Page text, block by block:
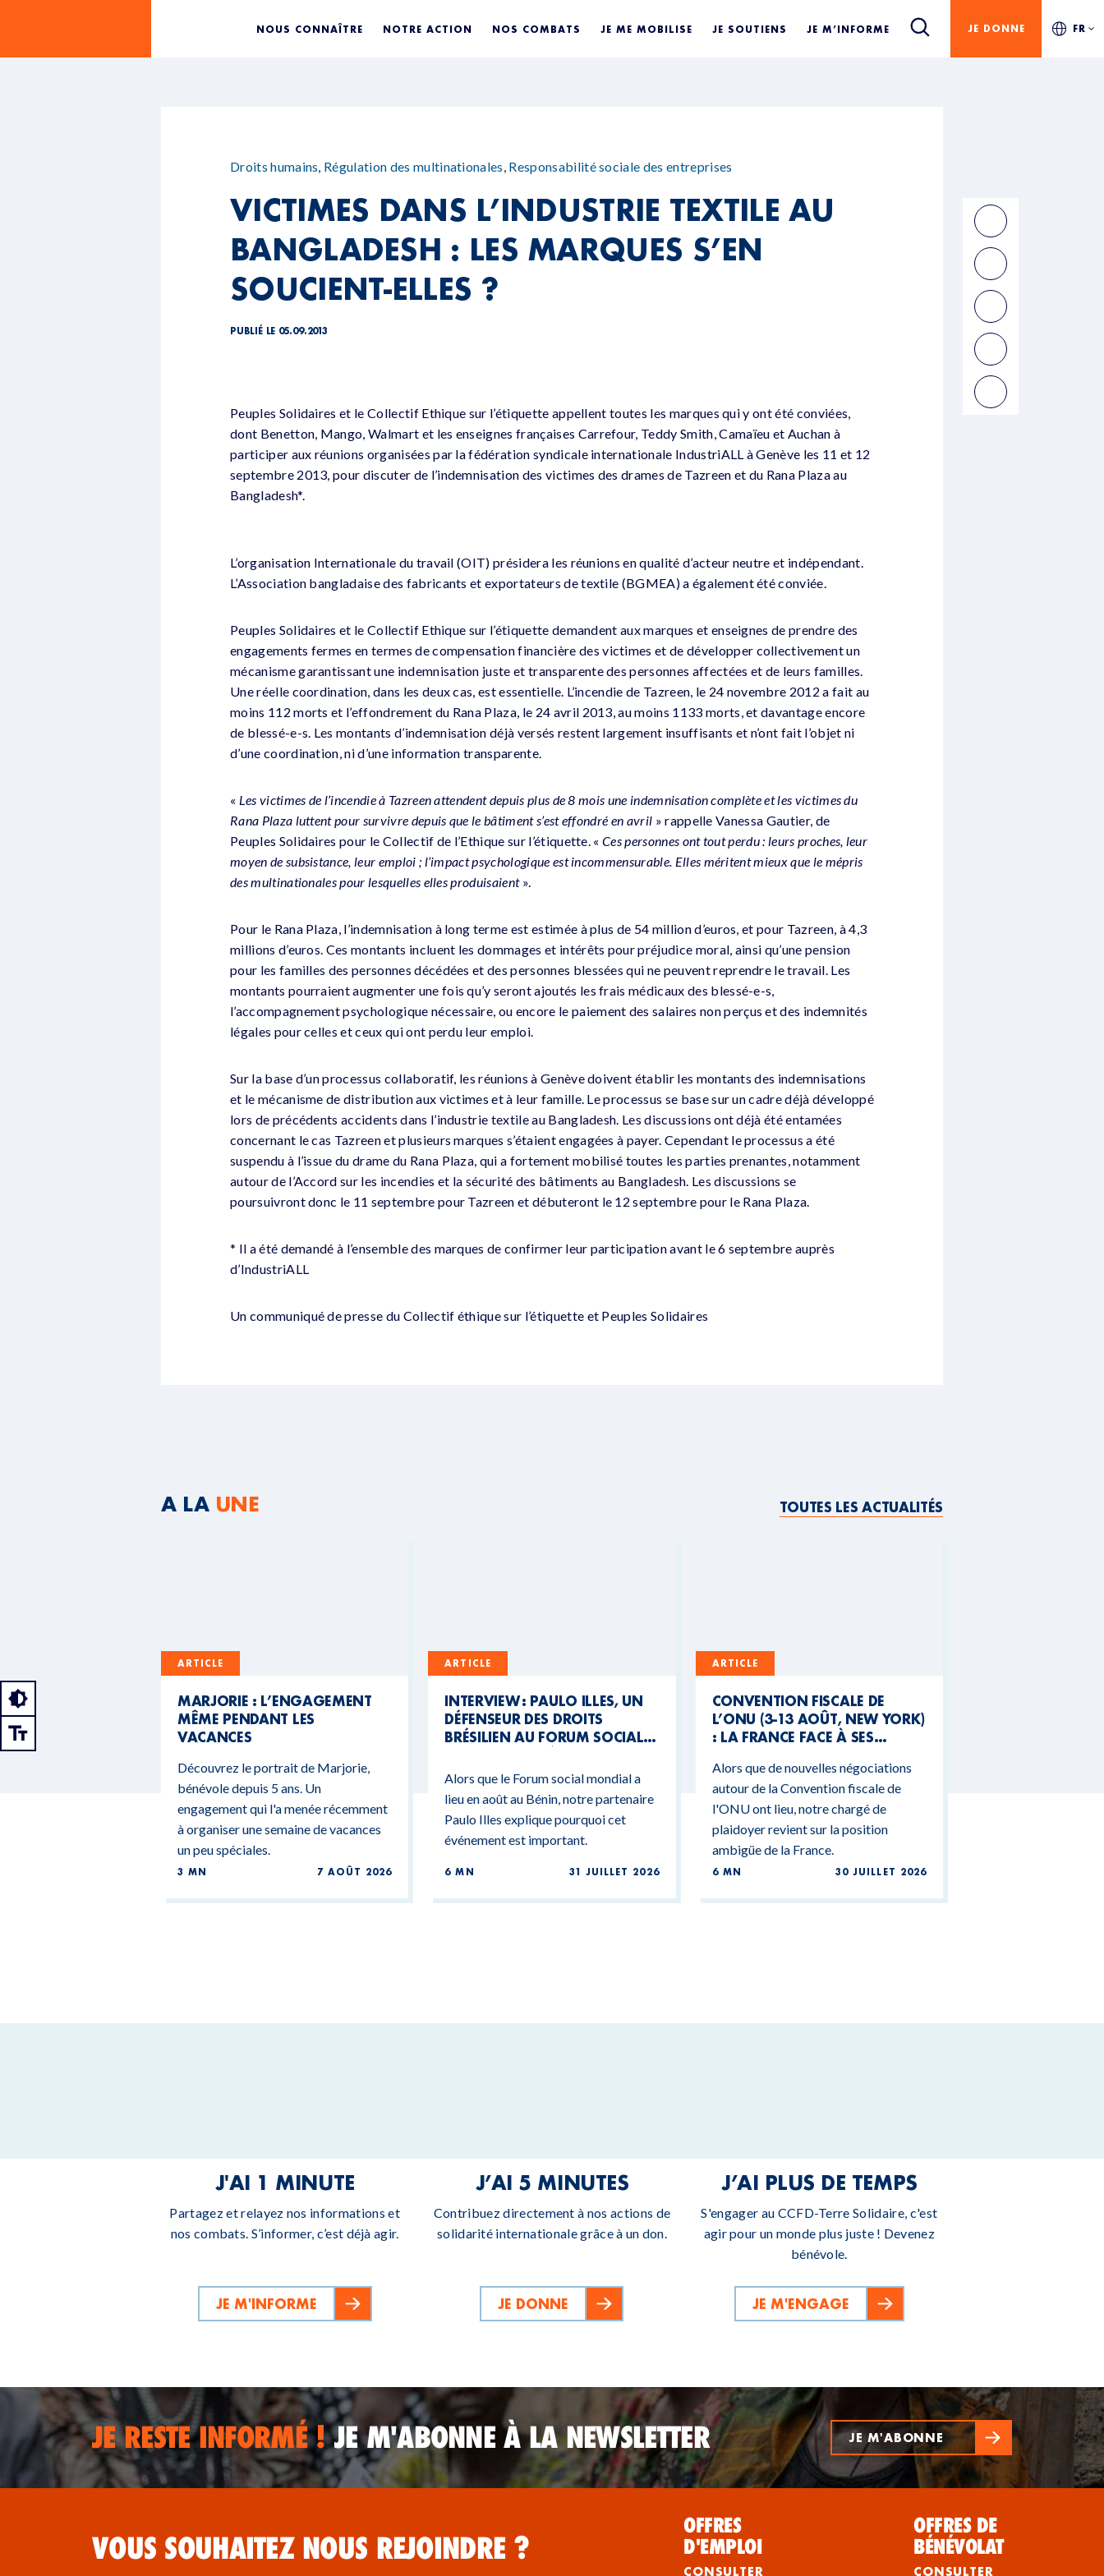
NOUS CONNAÎTRE NOTRE ACTION NOS COMBATS JE ME MOBILISE JE SOUTIENS JE M’INFORME JE DONNE FR
Droits humains, Régulation des multinationales, Responsabilité sociale des entreprises
VICTIMES DANS L’INDUSTRIE TEXTILE AU
BANGLADESH : LES MARQUES S’EN
SOUCIENT-ELLES ?
PUBLIÉ LE 05.09.2013
Peuples Solidaires et le Collectif Ethique sur l’étiquette appellent toutes les marques qui y ont été conviées,
dont Benetton, Mango, Walmart et les enseignes françaises Carrefour, Teddy Smith, Camaïeu et Auchan à
participer aux réunions organisées par la fédération syndicale internationale IndustriALL à Genève les 11 et 12
septembre 2013, pour discuter de l’indemnisation des victimes des drames de Tazreen et du Rana Plaza au
Bangladesh*.
L’organisation Internationale du travail (OIT) présidera les réunions en qualité d’acteur neutre et indépendant.
L’Association bangladaise des fabricants et exportateurs de textile (BGMEA) a également été conviée.
Peuples Solidaires et le Collectif Ethique sur l’étiquette demandent aux marques et enseignes de prendre des
engagements fermes en termes de compensation financière des victimes et de développer collectivement un
mécanisme garantissant une indemnisation juste et transparente des personnes affectées et de leurs familles.
Une réelle coordination, dans les deux cas, est essentielle. L’incendie de Tazreen, le 24 novembre 2012 a fait au
moins 112 morts et l’effondrement du Rana Plaza, le 24 avril 2013, au moins 1133 morts, et davantage encore
de blessé-e-s. Les montants d’indemnisation déjà versés restent largement insuffisants et n’ont fait l’objet ni
d’une coordination, ni d’une information transparente.
« Les victimes de l’incendie à Tazreen attendent depuis plus de 8 mois une indemnisation complète et les victimes du
Rana Plaza luttent pour survivre depuis que le bâtiment s’est effondré en avril » rappelle Vanessa Gautier, de
Peuples Solidaires pour le Collectif de l’Ethique sur l’étiquette. «Ces personnes ont tout perdu : leurs proches, leur
moyen de subsistance, leur emploi ; l’impact psychologique est incommensurable. Elles méritent mieux que le mépris
des multinationales pour lesquelles elles produisaient».
Pour le Rana Plaza, l’indemnisation à long terme est estimée à plus de 54 million d’euros, et pour Tazreen, à 4,3
millions d’euros. Ces montants incluent les dommages et intérêts pour préjudice moral, ainsi qu’une pension
pour les familles des personnes décédées et des personnes blessées qui ne peuvent reprendre le travail. Les
montants pourraient augmenter une fois qu’y seront ajoutés les frais médicaux des blessé-e-s,
l’accompagnement psychologique nécessaire, ou encore le paiement des salaires non perçus et des indemnités
légales pour celles et ceux qui ont perdu leur emploi.
Sur la base d’un processus collaboratif, les réunions à Genève doivent établir les montants des indemnisations
et le mécanisme de distribution aux victimes et à leur famille. Le processus se base sur un cadre déjà développé
lors de précédents accidents dans l’industrie textile au Bangladesh. Les discussions ont déjà été entamées
concernant le cas Tazreen et plusieurs marques s’étaient engagées à payer. Cependant le processus a été
suspendu à l’issue du drame du Rana Plaza, qui a fortement mobilisé toutes les parties prenantes, notamment
autour de l’Accord sur les incendies et la sécurité des bâtiments au Bangladesh. Les discussions se
poursuivront donc le 11 septembre pour Tazreen et débuteront le 12 septembre pour le Rana Plaza.
* Il a été demandé à l’ensemble des marques de confirmer leur participation avant le 6 septembre auprès
d’IndustriALL
Un communiqué de presse du Collectif éthique sur l’étiquette et Peuples Solidaires
A LA UNE TOUTES LES ACTUALITÉS
ARTICLE
MARJORIE : L’ENGAGEMENT
MÊME PENDANT LES
VACANCES
Découvrez le portrait de Marjorie,
bénévole depuis 5 ans. Un
engagement qui l'a menée récemment
à organiser une semaine de vacances
un peu spéciales.
3 MN 7 AOÛT 2026
ARTICLE
INTERVIEW : PAULO ILLES, UN
DÉFENSEUR DES DROITS
BRÉSILIEN AU FORUM SOCIAL
Alors que le Forum social mondial a
lieu en août au Bénin, notre partenaire
Paulo Illes explique pourquoi cet
événement est important.
6 MN 31 JUILLET 2026
ARTICLE
CONVENTION FISCALE DE
L’ONU (3-13 AOÛT, NEW YORK)
: LA FRANCE FACE À SES
BUDGÉTAIRES
Alors que de nouvelles négociations
autour de la Convention fiscale de
l'ONU ont lieu, notre chargé de
plaidoyer revient sur la position
ambigüe de la France.
6 MN 30 JUILLET 2026
J'AI 1 MINUTE
Partagez et relayez nos informations et
nos combats. S’informer, c’est déjà agir.
JE M'INFORME
J’AI 5 MINUTES
Contribuez directement à nos actions de
solidarité internationale grâce à un don.
JE DONNE
J’AI PLUS DE TEMPS
S'engager au CCFD-Terre Solidaire, c'est
agir pour un monde plus juste ! Devenez
bénévole.
JE M'ENGAGE
JE RESTE INFORMÉ !JE M'ABONNE À LA NEWSLETTER JE M'ABONNE
VOUS SOUHAITEZ NOUS REJOINDRE ?
OFFRES
D'EMPLOI
CONSULTER
OFFRES DE
BÉNÉVOLAT
CONSULTER